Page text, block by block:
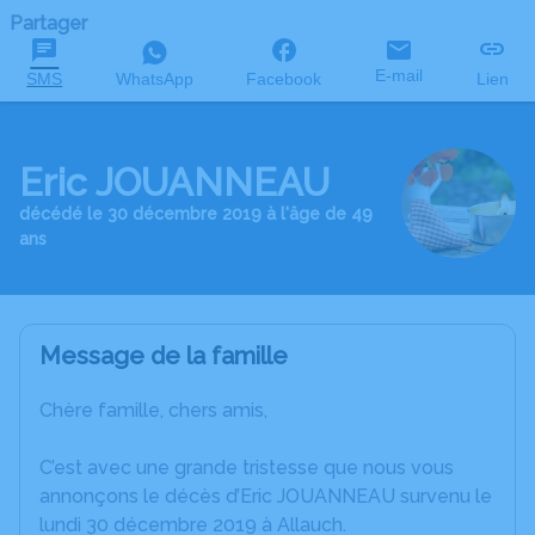
Partager
SMS WhatsApp Facebook E-mail Lien
Eric JOUANNEAU
décédé le 30 décembre 2019 à l'âge de 49
ans
Message de la famille
Chère famille, chers amis,
C’est avec une grande tristesse que nous vous
annonçons le décès d’Eric JOUANNEAU survenu le
lundi 30 décembre 2019 à Allauch.